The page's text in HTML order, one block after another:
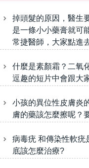
掉頭髮的原因，醫生
是一條小小藥膏就可
常捷醫師，大家點進
什麼是素顏霜？二氧
逗趣的短片中會跟大
小孩的異位性皮膚炎
膚的藥該怎麼擦呢？
病毒疣 和傳染性軟疣
底該怎麼治療?